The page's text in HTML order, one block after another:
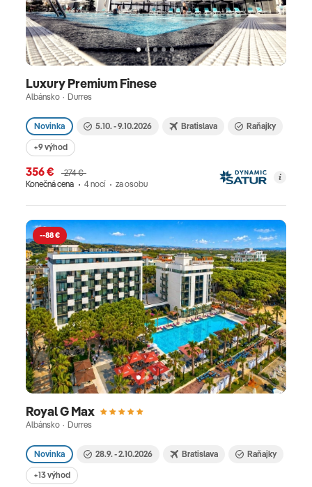
Luxury Premium Finese
Albánsko · Durres
Novinka 5.10. - 9.10.2026 Bratislava Raňajky
+9 výhod
356 €
274 €
Konečná cena
4 nocí za osobu
--88 €
Royal G Max
Albánsko · Durres
Novinka 28.9. - 2.10.2026 Bratislava Raňajky
+13 výhod